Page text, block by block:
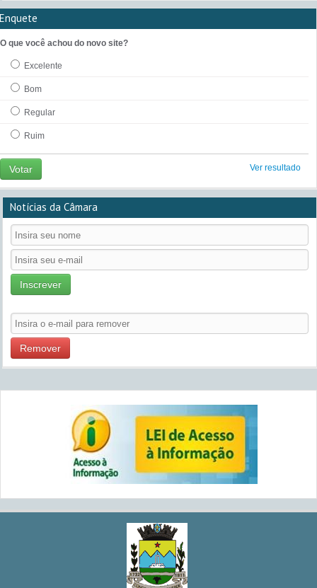
Enquete
O que você achou do novo site?
Excelente
Bom
Regular
Ruim
Votar Ver resultado
Notícias da Câmara
Inscrever
Remover